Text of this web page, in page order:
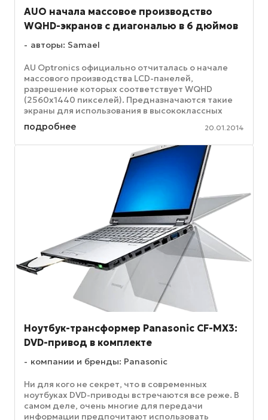
AUO начала массовое производство
WQHD-экранов с диагональю в 6 дюймов
авторы: Samael
AU Optronics официально отчиталась о начале
массового производства LCD-панелей,
разрешение которых соответствует WQHD
(2560х1440 пикселей). Предназначаются такие
экраны для использования в высококлассных
смартфонах. В новых экранах AUO применяется ...
подробнее 20.01.2014
Ноутбук-трансформер Panasonic CF-MX3:
DVD-привод в комплекте
компании и бренды: Panasonic
Ни для кого не секрет, что в современных
ноутбуках DVD-приводы встречаются все реже. В
самом деле, очень многие для передачи
информации предпочитают использовать